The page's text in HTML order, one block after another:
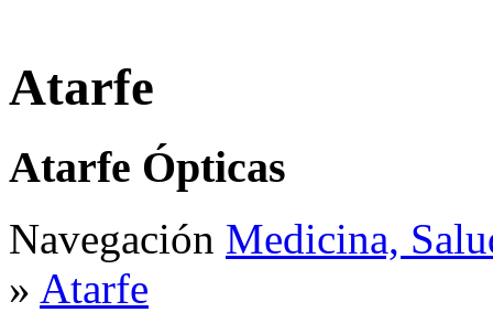
Atarfe
Atarfe Ópticas
Navegación Medicina,
» Atarfe